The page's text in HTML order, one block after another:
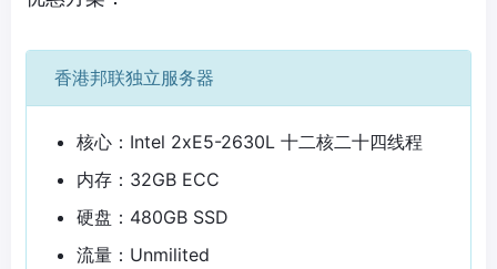
香港邦联独立服务器
核心：Intel 2xE5-2630L 十二核二十四线程
内存：32GB ECC
硬盘：480GB SSD
流量：Unmilited